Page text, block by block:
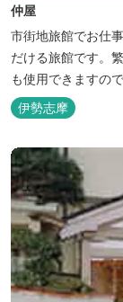
仲屋
市街地旅館でお仕
だける旅館です。
も使用できますの
伊勢志摩